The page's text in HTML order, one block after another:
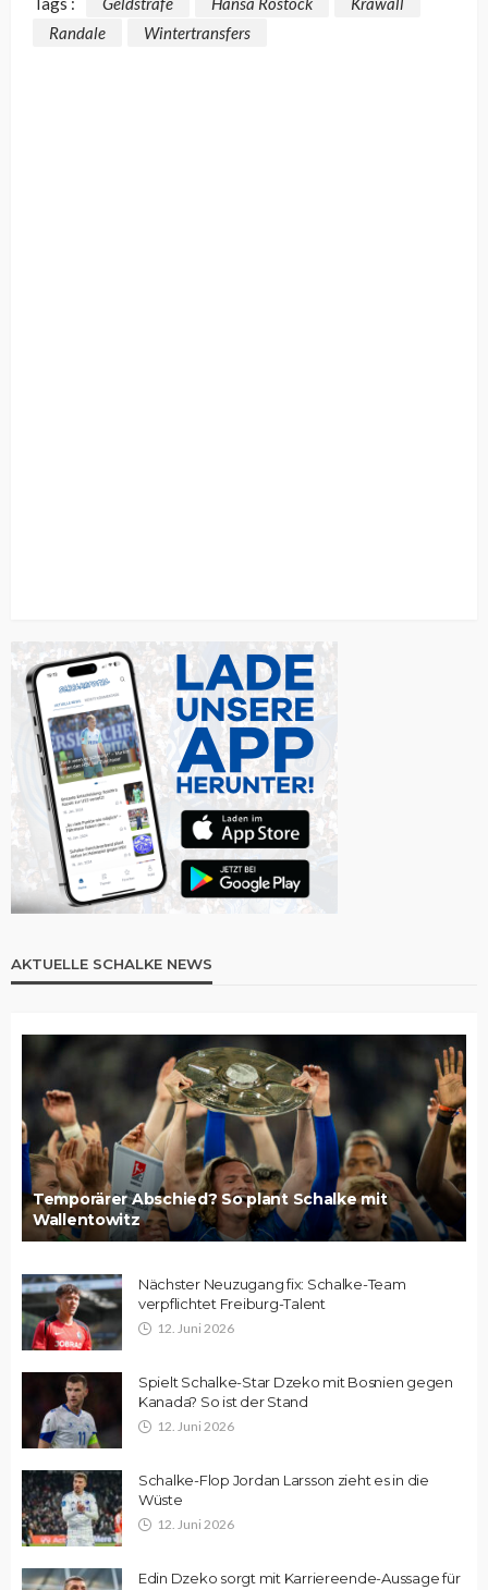
Randale
Wintertransfers
AKTUELLE SCHALKE NEWS
Temporärer Abschied? So plant Schalke mit
Wallentowitz
Nächster Neuzugang fix: Schalke-Team
verpflichtet Freiburg-Talent
12. Juni 2026
Spielt Schalke-Star Dzeko mit Bosnien gegen
Kanada? So ist der Stand
12. Juni 2026
Schalke-Flop Jordan Larsson zieht es in die
Wüste
12. Juni 2026
Edin Dzeko sorgt mit Karriereende-Aussage für